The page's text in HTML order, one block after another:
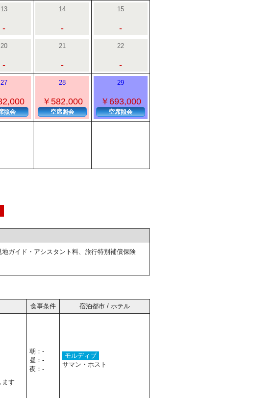
13
-
14
-
15
-
20
-
21
-
22
-
27
照会
28
￥582,000
空席照会
29
￥693,000
空席照会
ガイド・アシスタント料、旅行特別補償保険
食事条件
宿泊都市 / ホテル
ます
朝：-
昼：-
夜：-
モルディブ
サマン・ホスト